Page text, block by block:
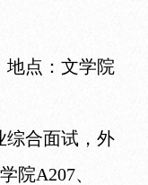
地点：文学院
综合面试，外
院A207、